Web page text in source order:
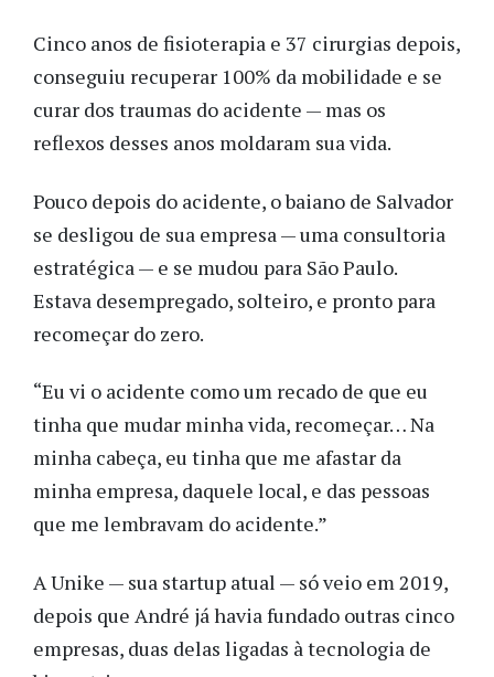
Cinco anos de fisioterapia e 37 cirurgias depois,
conseguiu recuperar 100% da mobilidade e se
curar dos traumas do acidente — mas os
reflexos desses anos moldaram sua vida.
Pouco depois do acidente, o baiano de Salvador
se desligou de sua empresa — uma consultoria
estratégica — e se mudou para São Paulo.
Estava desempregado, solteiro, e pronto para
recomeçar do zero.
“Eu vi o acidente como um recado de que eu
tinha que mudar minha vida, recomeçar… Na
minha cabeça, eu tinha que me afastar da
minha empresa, daquele local, e das pessoas
que me lembravam do acidente.”
A Unike — sua startup atual — só veio em 2019,
depois que André já havia fundado outras cinco
empresas, duas delas ligadas à tecnologia de